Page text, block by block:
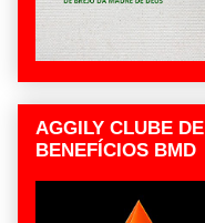
AGGILY CLUBE DE
BENEFÍCIOS BMD